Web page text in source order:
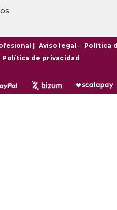
|| Aviso legal – Política
Política de privacidad